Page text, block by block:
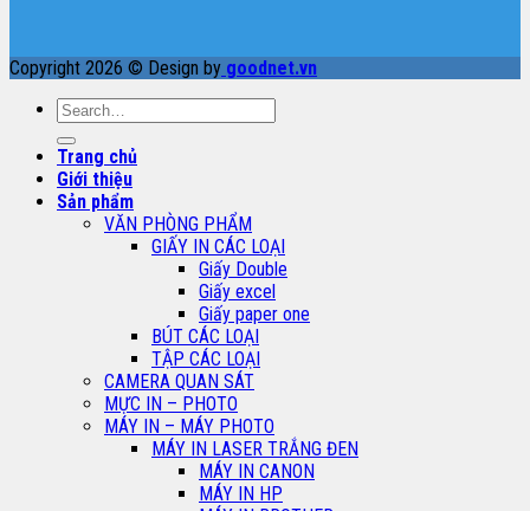
Copyright 2026 © Design by goodnet.vn
Search
Trang chủ
Giới thiệu
Sản phẩm
VĂN PHÒNG PHẨM
GIẤY IN CÁC LOẠI
Giấy Double
Giấy excel
Giấy paper one
BÚT CÁC LOẠI
TẬP CÁC LOẠI
CAMERA QUAN SÁT
MỰC IN – PHOTO
MÁY IN – MÁY PHOTO
MÁY IN LASER TRẮNG ĐEN
MÁY IN CANON
MÁY IN HP